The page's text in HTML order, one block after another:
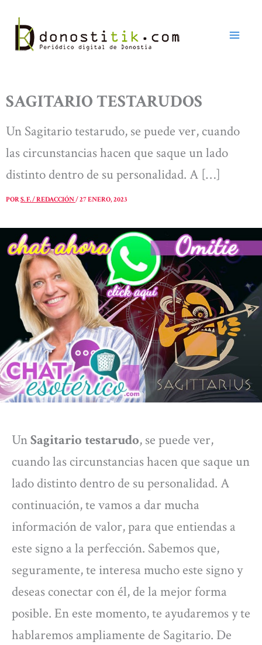
contenido
SAGITARIO TESTARUDOS
Un Sagitario testarudo, se puede ver, cuando
las circunstancias hacen que saque un lado
distinto dentro de su personalidad. A […]
PORS. F. / REDACCIÓN/27 ENERO, 2023
UnSagitario testarudo, se puede ver,
cuando las circunstancias hacen que saque un
lado distinto dentro de su personalidad. A
continuación, te vamos a dar mucha
información de valor, para que entiendas a
este signo a la perfección. Sabemos que,
seguramente, te interesa mucho este signo y
deseas conectar con él, de la mejor forma
posible. En este momento, te ayudaremos y te
hablaremos ampliamente de Sagitario. De